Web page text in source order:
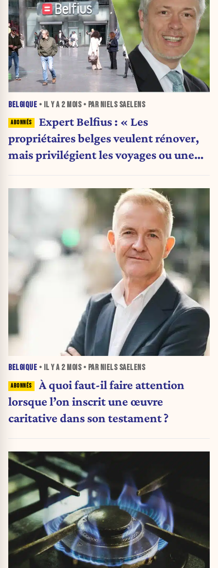
BELGIQUE • IL Y A 2 MOIS• PAR NIELS SAELENS
Expert Belfius : « Les
propriétaires belges veulent rénover,
mais privilégient les voyages ou une
BELGIQUE • IL Y A 2 MOIS• PAR NIELS SAELENS
À quoi faut-il faire attention
lorsque l’on inscrit une œuvre
caritative dans son testament ?